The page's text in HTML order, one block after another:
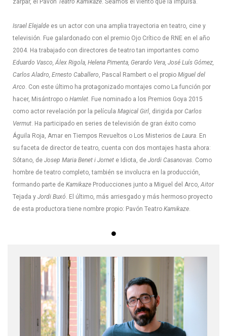
zarpar, el Pavón Teatro Kamikaze. Seamos el viento que la impulsa.
Israel Elejalde es un actor con una amplia trayectoria en teatro, cine y
televisión. Fue galardonado con el premio Ojo Crítico de RNE en el año
2004. Ha trabajado con directores de teatro tan importantes como
Eduardo Vasco, Álex Rigola, Helena Pimenta, Gerardo Vera, José Luís Gómez,
Carlos Aladro, Ernesto Caballero, Pascal Rambert o el propio Miguel del
Arco. Con este último ha protagonizado montajes como La función por
hacer, Misántropo o Hamlet. Fue nominado a los Premios Goya 2015
como actor revelación por la película Magical Girl, dirigida por Carlos
Vermut. Ha participado en series de televisión de gran éxito como
Águila Roja, Amar en Tiempos Revueltos o Los Misterios de Laura. En
su faceta de director de teatro, cuenta con dos montajes hasta ahora:
Sótano, de Josep Maria Benet i Jornet e Idiota, de Jordi Casanovas. Como
hombre de teatro completo, también se involucra en la producción,
formando parte de Kamikaze Producciones junto a Miguel del Arco,Aitor
Tejada y Jordi Buxó. El último, más arriesgado y más hermoso proyecto
de esta productora tiene nombre propio: Pavón Teatro Kamikaze.